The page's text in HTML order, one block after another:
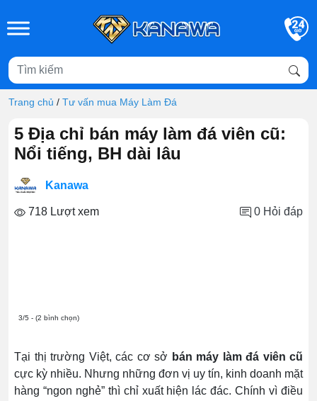
Trang chủ / Tư vấn mua Máy Làm Đá
5 Địa chỉ bán máy làm đá viên cũ:
Nổi tiếng, BH dài lâu
Kanawa
718 Lượt xem 0 Hỏi đáp
3/5 - (2 bình chọn)
Tại thị trường Việt, các cơ sở bán máy làm đá viên cũ
cực kỳ nhiều. Nhưng những đơn vị uy tín, kinh doanh mặt
hàng “ngon nghẻ” thì chỉ xuất hiện lác đác. Chính vì điều